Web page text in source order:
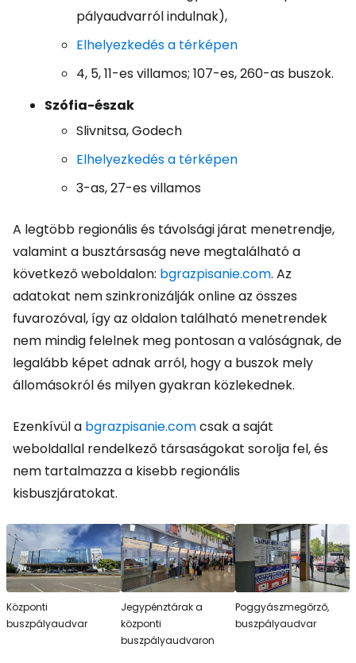
pályaudvarról indulnak),
Elhelyezkedés a térképen
4, 5, 11-es villamos; 107-es, 260-as buszok.
Szófia-észak
Slivnitsa, Godech
Elhelyezkedés a térképen
3-as, 27-es villamos
A legtöbb regionális és távolsági járat menetrendje,
valamint a busztársaság neve megtalálható a
következő weboldalon: bgrazpisanie.com. Az
adatokat nem szinkronizálják online az összes
fuvarozóval, így az oldalon található menetrendek
nem mindig felelnek meg pontosan a valóságnak, de
legalább képet adnak arról, hogy a buszok mely
állomásokról és milyen gyakran közlekednek.
Ezenkívül a bgrazpisanie.comcsak a saját
weboldallal rendelkező társaságokat sorolja fel, és
nem tartalmazza a kisebb regionális
kisbuszjáratokat.
Központi
buszpályaudvar
Jegypénztárak a
központi
buszpályaudvaron
Poggyászmegőrző,
buszpályaudvar